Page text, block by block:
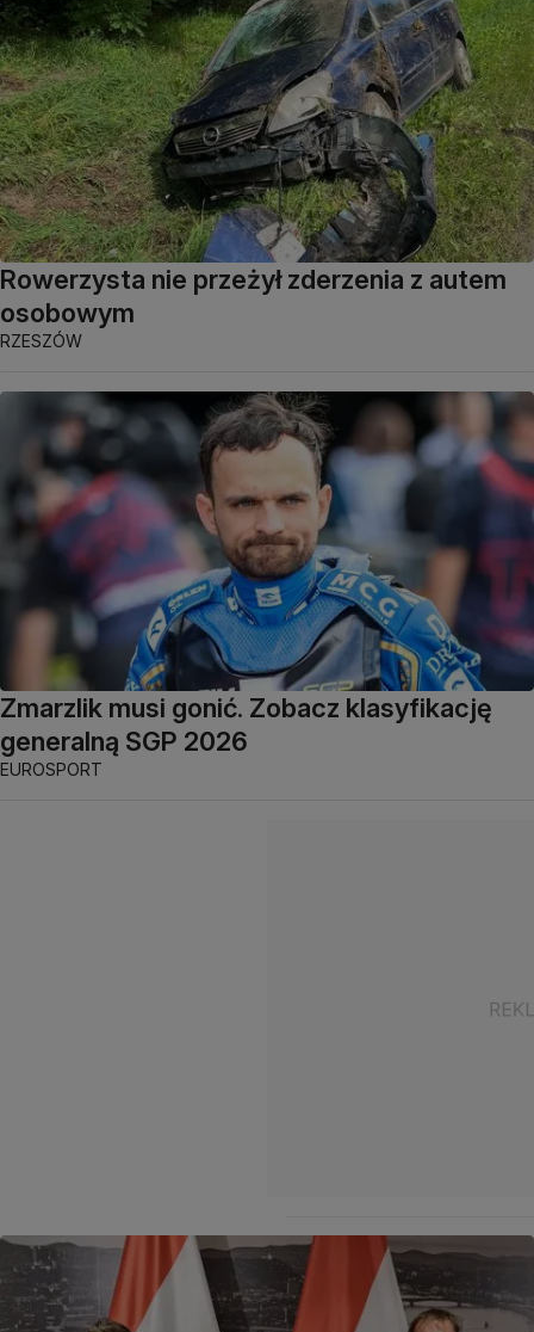
Rowerzysta nie przeżył zderzenia z autem
osobowym
RZESZÓW
Zmarzlik musi gonić. Zobacz klasyfikację
generalną SGP 2026
EUROSPORT